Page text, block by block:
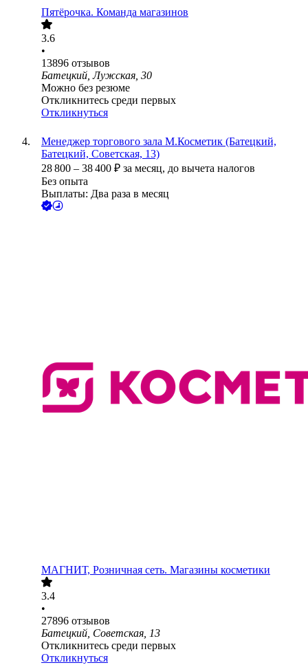
Пятёрочка. Команда магазинов
3.6
•
13896 отзывов
Батецкий, Лужская, 30
Можно без резюме
Откликнитесь среди первых
Откликнуться
Менеджер торгового зала М.Косметик (Батецкий,
Батецкий, Советская, 13)
28 800 – 38 400 ₽ за месяц, до вычета налогов
Без опыта
Выплаты: Два раза в месяц
МАГНИТ, Розничная сеть. Магазины косметики
3.4
•
27896 отзывов
Батецкий, Советская, 13
Откликнитесь среди первых
Откликнуться